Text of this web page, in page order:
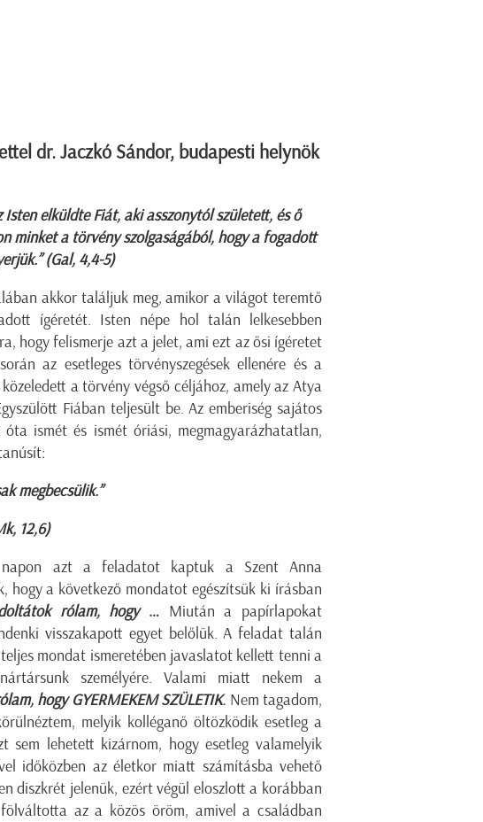
dr. Jaczkó Sándor, budapesti helynök
Isten elküldte Fiát, aki asszonytól született, és ő
minket a törvény szolgaságából, hogy a fogadott
(Gal, 4,4-5)
akkor találjuk meg, amikor a világot teremtő
ígéretét. Isten népe hol talán lelkesebben
hogy felismerje azt a jelet, ami ezt az ősi ígéretet
az esetleges törvényszegések ellenére és a
a törvény végső céljához, amely az Atya
Fiában teljesült be. Az emberiség sajátos
ismét és ismét óriási, megmagyarázhatatlan,
megbecsülik.”
12,6)
azt a feladatot kaptuk a Szent Anna
a következő mondatot egészítsük ki írásban
rólam, hogy…Miután a papírlapokat
visszakapott egyet belőlük. A feladat talán
mondat ismeretében javaslatot kellett tenni a
személyére. Valami miatt nekem a
hogy GYERMEKEM SZÜLETIK. Nem tagadom,
melyik kolléganő öltözködik esetleg a
sem lehetett kizárnom, hogy esetleg valamelyik
időközben az életkor miatt számításba vehető
diszkrét jelenük, ezért végül eloszlott a korábban
az a közös öröm, amivel a családban